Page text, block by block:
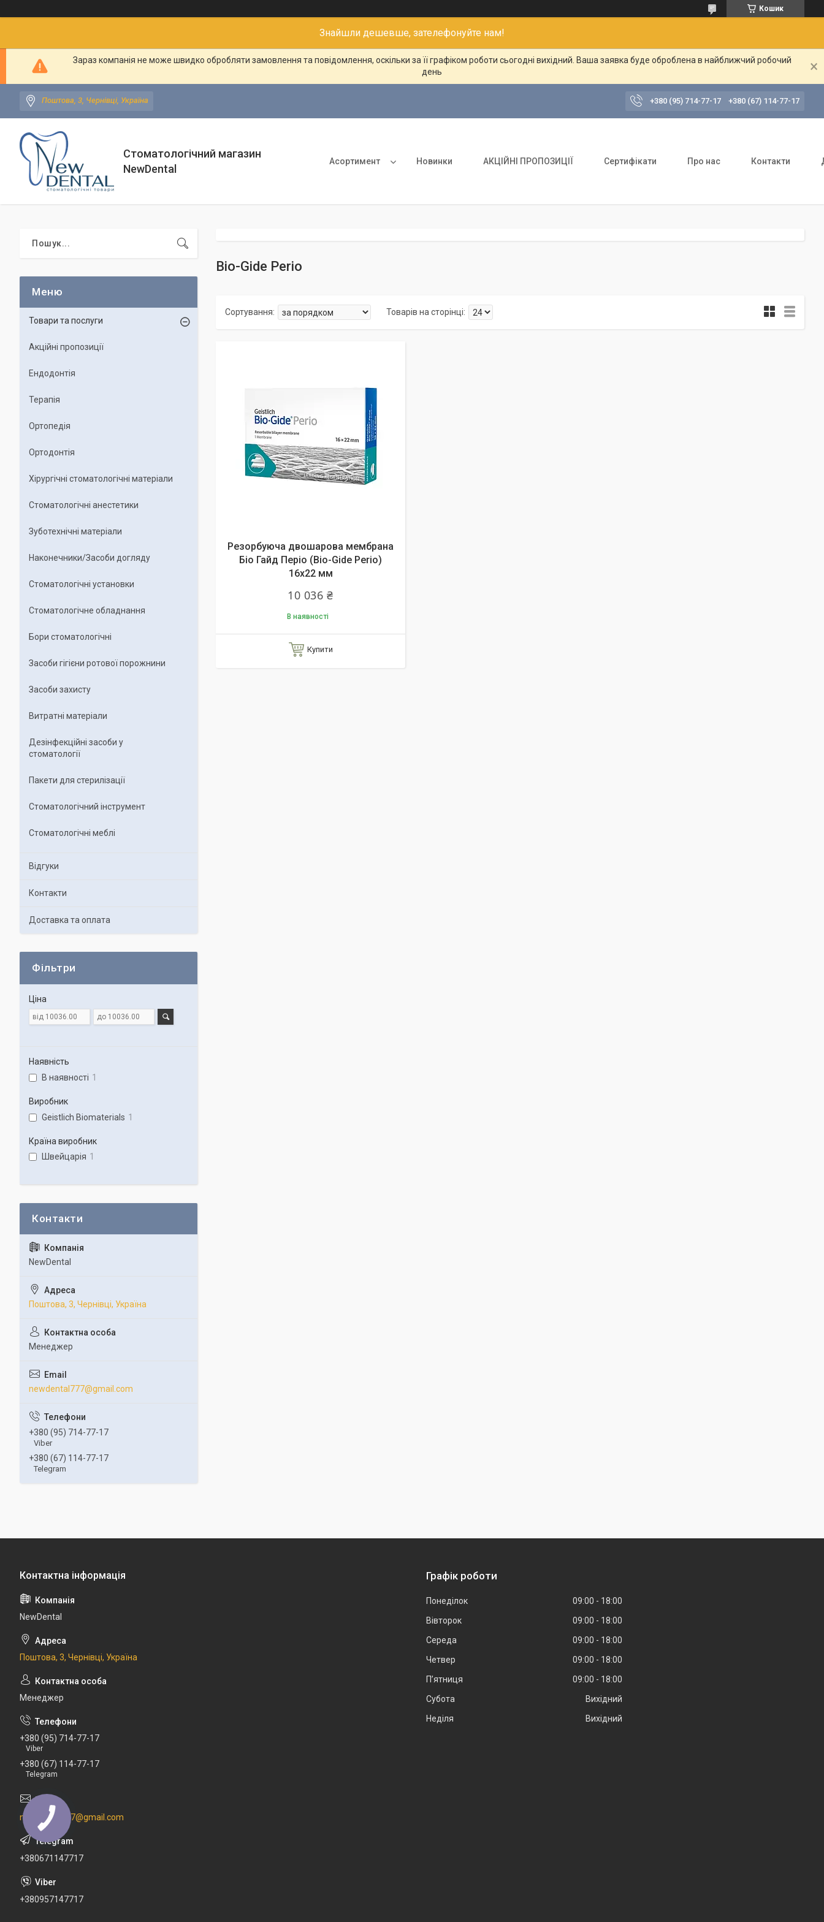
Кошик
Знайшли дешевше, зателефонуйте нам!
Зараз компанія не може швидко обробляти замовлення та повідомлення, оскільки за її графіком роботи сьогодні вихідний. Ваша заявка буде оброблена в найближчий робочий
день
Поштова, 3, Чернівці, Україна +380 (95) 714-77-17 +380 (67) 114-77-17
Стоматологічний магазин
NewDental
Асортимент Новинки АКЦІЙНІ ПРОПОЗИЦІЇ Сертифікати Про нас Контакти
Bio-Gide Perio
Резорбуюча двошарова мембрана
Біо Гайд Періо (Bio-Gide Perio)
16x22 мм
10 036 ₴
В наявності
Купити
Товари та послуги
Акційні пропозиції
Ендодонтія
Терапія
Ортопедія
Ортодонтія
Хірургічні стоматологічні матеріали
Стоматологічні анестетики
Зуботехнічні матеріали
Наконечники/Засоби догляду
Стоматологічні установки
Стоматологічне обладнання
Бори стоматологічні
Засоби гігієни ротової порожнини
Засоби захисту
Витратні матеріали
Дезінфекційні засоби у
стоматології
Пакети для стерилізації
Стоматологічний інструмент
Стоматологічні меблі
Відгуки
Контакти
Доставка та оплата
Фільтри
Ціна
Наявність
В наявності 1
Виробник
Geistlich Biomaterials 1
Країна виробник
Швейцарія 1
NewDental
Поштова, 3, Чернівці, Україна
Менеджер
newdental777@gmail.com
+380 (95) 714-77-17
Viber
+380 (67) 114-77-17
Telegram
NewDental
Поштова, 3, Чернівці, Україна
Менеджер
+380 (95) 714-77-17
Viber
+380 (67) 114-77-17
Telegram
newdental777@gmail.com
+380671147717
+380957147717
Графік роботи
Понеділок 09:00
18:00
Вівторок
09:00
18:00
Середа
09:00
18:00
Четвер
09:00
18:00
Пʼятниця
09:00
18:00
Субота
Вихідний
Неділя
Вихідний